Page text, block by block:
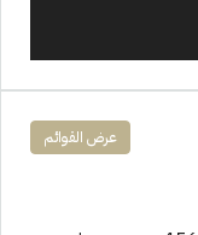
عرض القوائم